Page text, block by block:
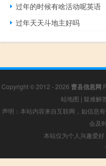
过年的时候有啥活动呢英语
过年天天斗地主好吗
Copyright © 2012 - 2026 曹县信息网
站地图 | 疑难解
声明：本站内容来自互联网，如信息
会及
本站仅为个人兴趣爱